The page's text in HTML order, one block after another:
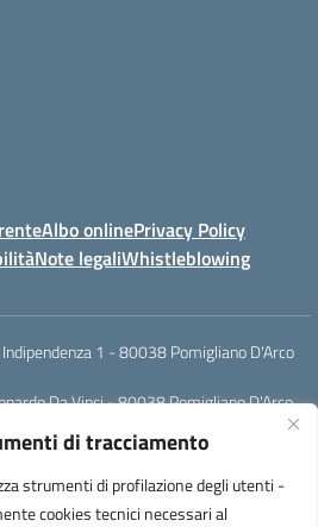
di tracciamento
strumenti di profilazione degli utenti -
cookies tecnici necessari al
Albo onlinePrivacy Policy
Note legaliWhistleblowing
1 - 80038 Pomigliano D'Arco
Da Vinci - 80038 Pomigliano D'Arco
Pomigliano D'Arco (NA)
- Pec: